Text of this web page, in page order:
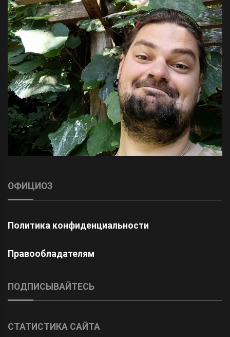
ОФИЦИОЗ
Политика конфиденциальности
Правообладателям
ПОДПИСЫВАЙТЕСЬ
СТАТИСТИКА САЙТА